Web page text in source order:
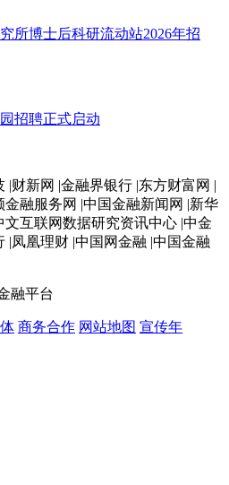
所博士后科研流动站2026年招
招聘正式启动
|财新网 |金融界银行 |东方财富网 |
融服务网 |中国金融新闻网 |新华
文互联网数据研究资讯中心 |中金
|凤凰理财 |中国网金融 |中国金融
融平台
商务合作 网站地图 宣传年